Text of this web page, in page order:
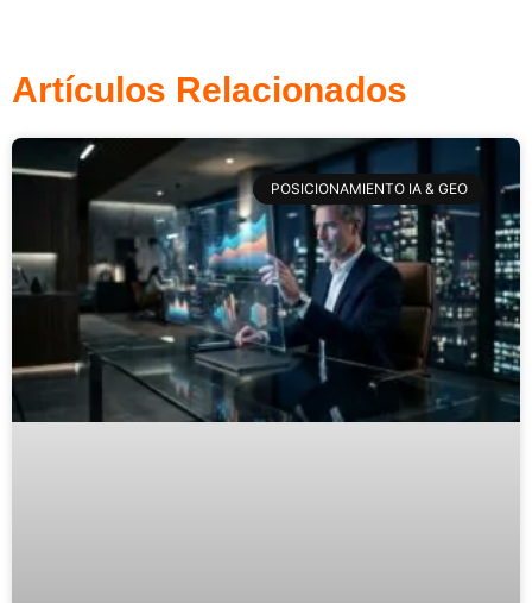
Artículos Relacionados
POSICIONAMIENTO IA & GEO